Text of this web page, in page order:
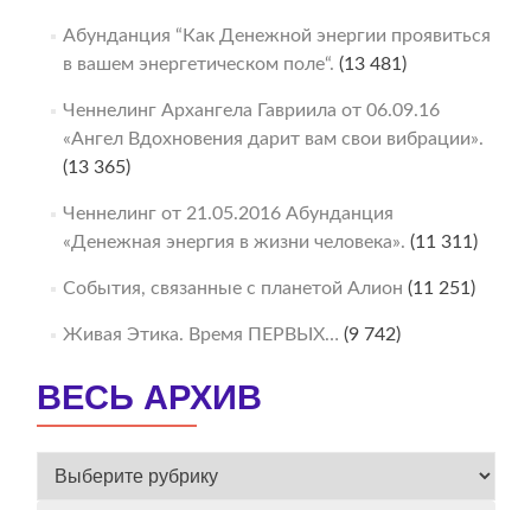
Абунданция “Как Денежной энергии проявиться
в вашем энергетическом поле“. (13 481)
Ченнелинг Архангела Гавриила от 06.09.16
«Ангел Вдохновения дарит вам свои вибрации».
(13 365)
Ченнелинг от 21.05.2016 Абунданция
«Денежная энергия в жизни человека». (11 311)
События, связанные с планетой Алион (11 251)
Живая Этика. Время ПЕРВЫХ… (9 742)
ВЕСЬ АРХИВ
ВЕСЬ